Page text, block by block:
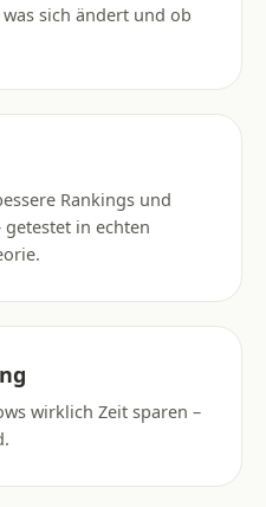
sich ändert und ob
Rankings und
in echten
wirklich Zeit sparen –